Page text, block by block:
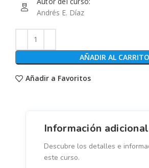
Andrés E. Díaz
AÑADIR AL CARRITO
Añadir a Favoritos
Información adicional
Descubre los detalles e
este curso.